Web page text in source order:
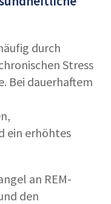
durch
Stress
Bei dauerhaftem
ein erhöhtes
an REM-
den